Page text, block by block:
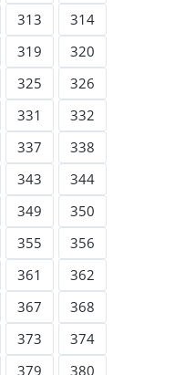
313
314
319
320
325
326
331
332
337
338
343
344
349
350
355
356
361
362
367
368
373
374
379 380